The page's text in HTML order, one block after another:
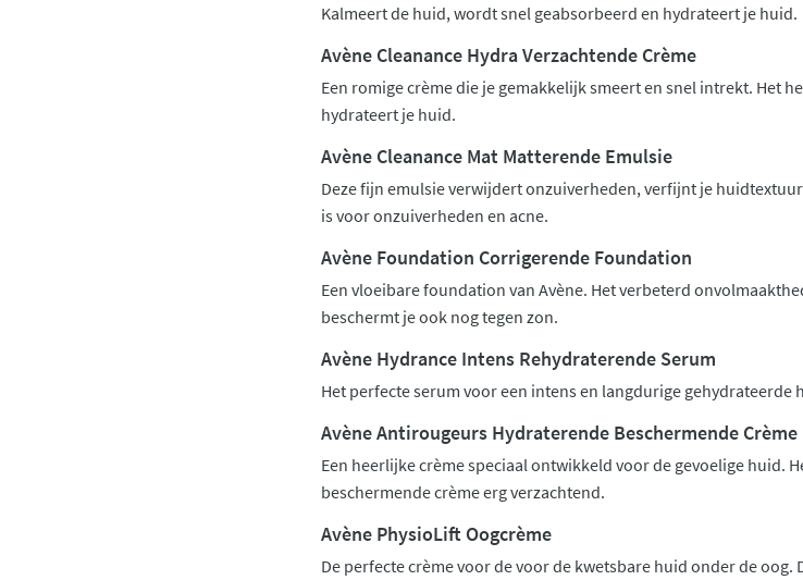
Kalmeert de huid, wordt snel geabsorbeerd en hydrateert je huid.
Avène Cleanance Hydra Verzachtende Crème
Een romige crème die je gemakkelijk smeert en snel intrekt. Het
hydrateert je huid.
Avène Cleanance Mat Matterende Emulsie
Deze fijn emulsie verwijdert onzuiverheden, verfijnt je
is voor onzuiverheden en acne.
Avène Foundation Corrigerende Foundation
Een vloeibare foundation van Avène. Het verbeterd
beschermt je ook nog tegen zon.
Avène Hydrance Intens Rehydraterende Serum
Het perfecte serum voor een intens en langdurige
Avène Antirougeurs Hydraterende Beschermende Crème
Een heerlijke crème speciaal ontwikkeld voor de gevoelige huid.
beschermende crème erg verzachtend.
Avène PhysioLift Oogcrème
De perfecte crème voor de voor de kwetsbare huid onder de